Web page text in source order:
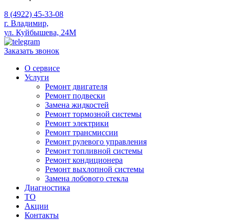
8 (4922) 45-33-08
г. Владимир,
ул. Куйбышева, 24М
Заказать звонок
О сервисе
Услуги
Ремонт двигателя
Ремонт подвески
Замена жидкостей
Ремонт тормозной системы
Ремонт электрики
Ремонт трансмиссии
Ремонт рулевого управления
Ремонт топливной системы
Ремонт кондиционера
Ремонт выхлопной системы
Замена лобового стекла
Диагностика
ТО
Акции
Контакты